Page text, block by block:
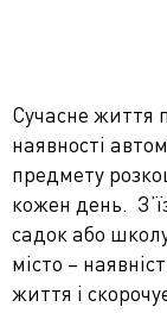
Сучасне життя
наявності
предмету
кожен день.
садок або
місто –
життя і